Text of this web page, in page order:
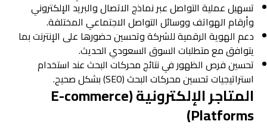
تسهيل عملية التواصل عبر نماذج الاتصال والبريد الإلكتروني
وأرقام الهواتف ووسائل التواصل الاجتماعي المختلفة.
دعم الهوية الرقمية للشركة وتحسين حضورها على الإنترنت بما
يتوافق مع متطلبات السوق السعودي الحديث.
تحسين فرص الظهور في نتائج محركات البحث عند استخدام
استراتيجيات تحسين محركات البحث (SEO) بشكل صحيح.
المتاجر الإلكترونية (E-commerce
Platforms)